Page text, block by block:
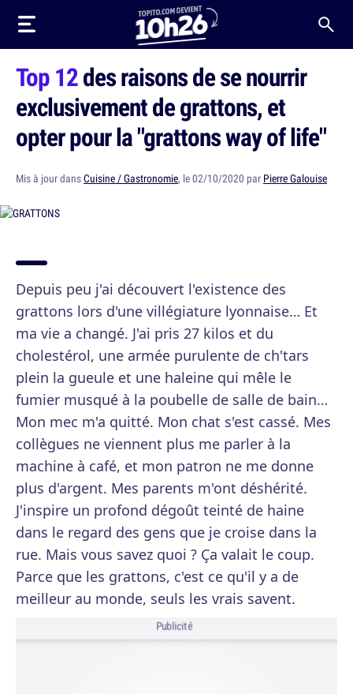
Top 12des raisons de se nourrir
exclusivement de grattons, et
opter pour la "grattons way of life"
Mis à jour dansCuisine / Gastronomie, le 02/10/2020 par Pierre Galouise
Depuis peu j'ai découvert l'existence des
grattons lors d'une villégiature lyonnaise… Et
ma vie a changé. J'ai pris 27 kilos et du
cholestérol, une armée purulente de ch'tars
plein la gueule et une haleine qui mêle le
fumier musqué à la poubelle de salle de bain…
Mon mec m'a quitté. Mon chat s'est cassé. Mes
collègues ne viennent plus me parler à la
machine à café, et mon patron ne me donne
plus d'argent. Mes parents m'ont déshérité.
J'inspire un profond dégoût teinté de haine
dans le regard des gens que je croise dans la
rue. Mais vous savez quoi ? Ça valait le coup.
Parce que les grattons, c'est ce qu'il y a de
meilleur au monde, seuls les vrais savent.
Publicité